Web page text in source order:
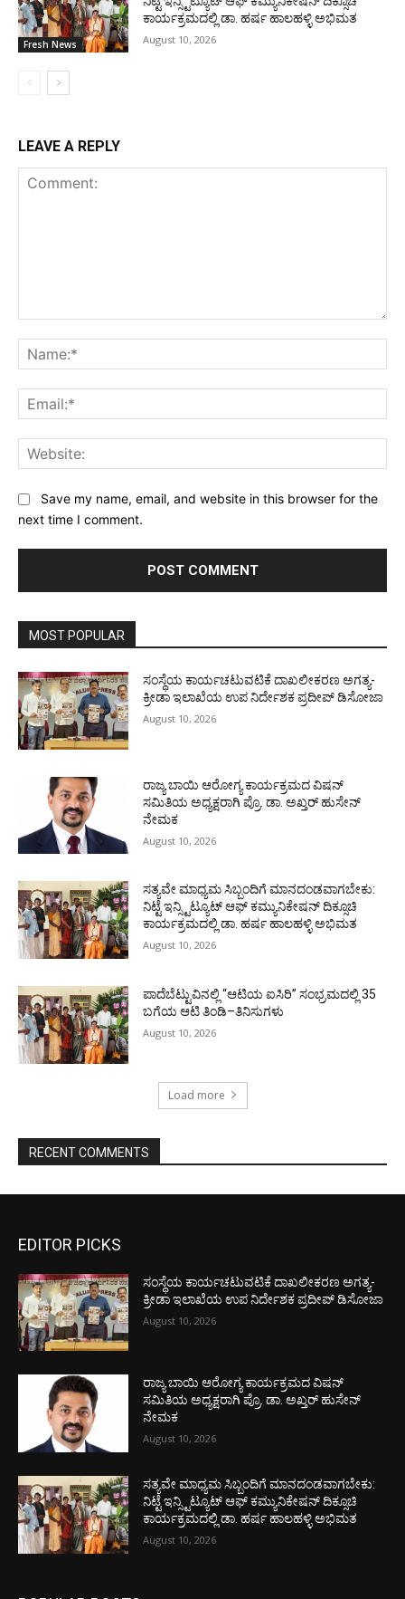
Fresh News
ಕಾರ್ಯಕ್ರಮದಲ್ಲಿ ಡಾ. ಹರ್ಷ ಹಾಲಹಳ್ಳಿ ಅಭಿಮತ
August 10, 2026
LEAVE A REPLY
Save my name, email, and website in this browser for the
next time I comment.
MOST POPULAR
ಸಂಸ್ಥೆಯ ಕಾರ್ಯಚಟುವಟಿಕೆ ದಾಖಲೀಕರಣ ಅಗತ್ಯ-
ಕ್ರೀಡಾ ಇಲಾಖೆಯ ಉಪ ನಿರ್ದೇಶಕ ಪ್ರದೀಪ್ ಡಿಸೋಜಾ
August 10, 2026
ರಾಜ್ಯ ಬಾಯಿ ಆರೋಗ್ಯ ಕಾರ್ಯಕ್ರಮದ ವಿಷನ್
ಸಮಿತಿಯ ಅಧ್ಯಕ್ಷರಾಗಿ ಪ್ರೊ. ಡಾ. ಅಖ್ತರ್ ಹುಸೇನ್
ನೇಮಕ
August 10, 2026
ಸತ್ಯವೇ ಮಾಧ್ಯಮ ಸಿಬ್ಬಂದಿಗೆ ಮಾನದಂಡವಾಗಬೇಕು:
ನಿಟ್ಟೆ ಇನ್ಸ್ಟಿಟ್ಯೂಟ್ ಆಫ್ ಕಮ್ಯುನಿಕೇಷನ್ ದಿಕ್ಸೂಚಿ
ಕಾರ್ಯಕ್ರಮದಲ್ಲಿ ಡಾ. ಹರ್ಷ ಹಾಲಹಳ್ಳಿ ಅಭಿಮತ
August 10, 2026
ಪಾದೆಬೆಟ್ಟುವಿನಲ್ಲಿ “ಆಟಿಯ ಐಸಿರಿ’’ ಸಂಭ್ರಮದಲ್ಲಿ 35
ಬಗೆಯ ಆಟಿ ತಿಂಡಿ–ತಿನಿಸುಗಳು
August 10, 2026
Load more
RECENT COMMENTS
EDITOR PICKS
ಸಂಸ್ಥೆಯ ಕಾರ್ಯಚಟುವಟಿಕೆ ದಾಖಲೀಕರಣ ಅಗತ್ಯ-
ಕ್ರೀಡಾ ಇಲಾಖೆಯ ಉಪ ನಿರ್ದೇಶಕ ಪ್ರದೀಪ್ ಡಿಸೋಜಾ
August 10, 2026
ರಾಜ್ಯ ಬಾಯಿ ಆರೋಗ್ಯ ಕಾರ್ಯಕ್ರಮದ ವಿಷನ್
ಸಮಿತಿಯ ಅಧ್ಯಕ್ಷರಾಗಿ ಪ್ರೊ. ಡಾ. ಅಖ್ತರ್ ಹುಸೇನ್
ನೇಮಕ
August 10, 2026
ಸತ್ಯವೇ ಮಾಧ್ಯಮ ಸಿಬ್ಬಂದಿಗೆ ಮಾನದಂಡವಾಗಬೇಕು:
ನಿಟ್ಟೆ ಇನ್ಸ್ಟಿಟ್ಯೂಟ್ ಆಫ್ ಕಮ್ಯುನಿಕೇಷನ್ ದಿಕ್ಸೂಚಿ
ಕಾರ್ಯಕ್ರಮದಲ್ಲಿ ಡಾ. ಹರ್ಷ ಹಾಲಹಳ್ಳಿ ಅಭಿಮತ
August 10, 2026